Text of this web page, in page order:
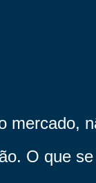
mercado,
O que